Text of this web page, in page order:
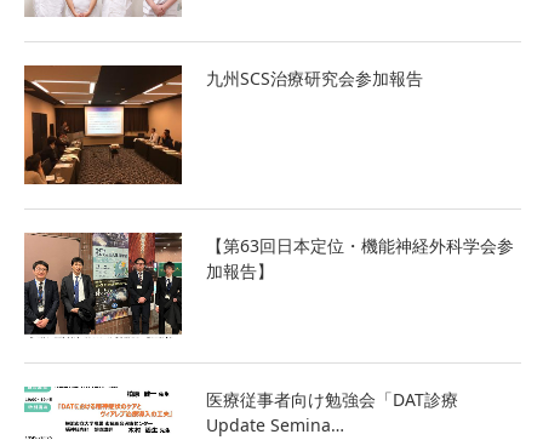
九州SCS治療研究会参加報告
【第63回日本定位・機能神経外科学会参
加報告】
医療従事者向け勉強会「DAT診療
Update Semina…